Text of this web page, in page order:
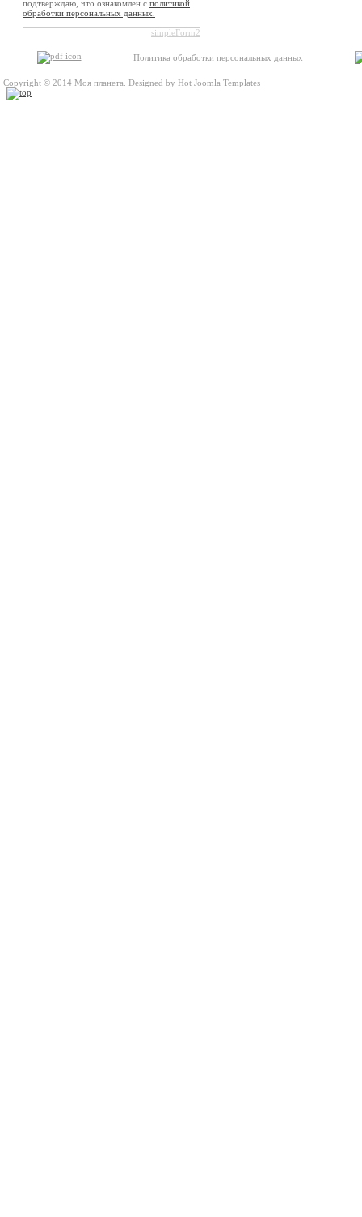
подтверждаю, что ознакомлен с политикой
обработки персональных данных.
simpleForm2
Политика обработки персональных данных
Copyright © 2014 Моя планета. Designed by Hot Joomla Templates